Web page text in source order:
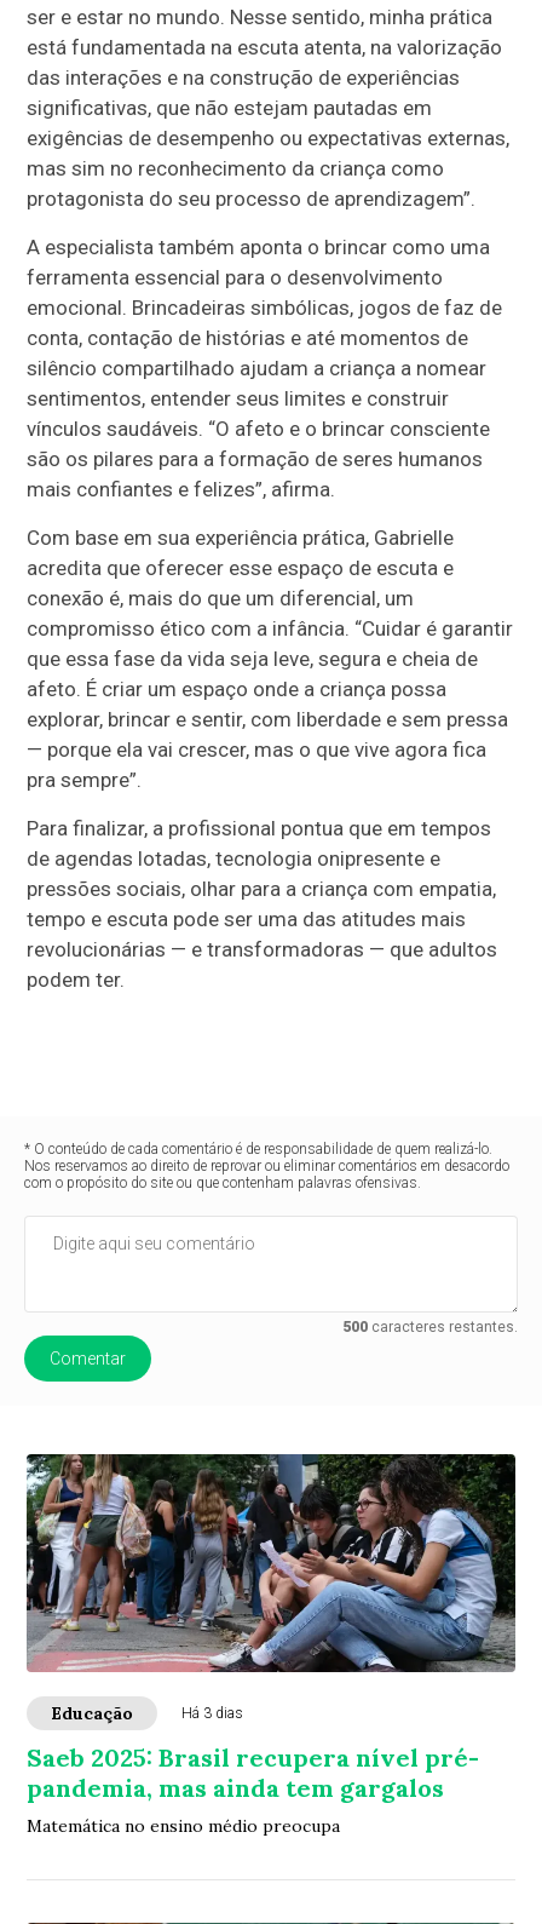
ser e estar no mundo. Nesse sentido, minha prática
está fundamentada na escuta atenta, na valorização
das interações e na construção de experiências
significativas, que não estejam pautadas em
exigências de desempenho ou expectativas externas,
mas sim no reconhecimento da criança como
protagonista do seu processo de aprendizagem”.
A especialista também aponta o brincar como uma
ferramenta essencial para o desenvolvimento
emocional. Brincadeiras simbólicas, jogos de faz de
conta, contação de histórias e até momentos de
silêncio compartilhado ajudam a criança a nomear
sentimentos, entender seus limites e construir
vínculos saudáveis. “O afeto e o brincar consciente
são os pilares para a formação de seres humanos
mais confiantes e felizes”, afirma.
Com base em sua experiência prática, Gabrielle
acredita que oferecer esse espaço de escuta e
conexão é, mais do que um diferencial, um
compromisso ético com a infância. “Cuidar é garantir
que essa fase da vida seja leve, segura e cheia de
afeto. É criar um espaço onde a criança possa
explorar, brincar e sentir, com liberdade e sem pressa
— porque ela vai crescer, mas o que vive agora fica
pra sempre”.
Para finalizar, a profissional pontua que em tempos
de agendas lotadas, tecnologia onipresente e
pressões sociais, olhar para a criança com empatia,
tempo e escuta pode ser uma das atitudes mais
revolucionárias — e transformadoras — que adultos
podem ter.
* O conteúdo de cada comentário é de responsabilidade de quem realizá-lo.
Nos reservamos ao direito de reprovar ou eliminar comentários em desacordo
com o propósito do site ou que contenham palavras ofensivas.
500caracteres restantes.
Comentar
Educação Há 3 dias
Saeb 2025: Brasil recupera nível pré-
pandemia, mas ainda tem gargalos
Matemática no ensino médio preocupa